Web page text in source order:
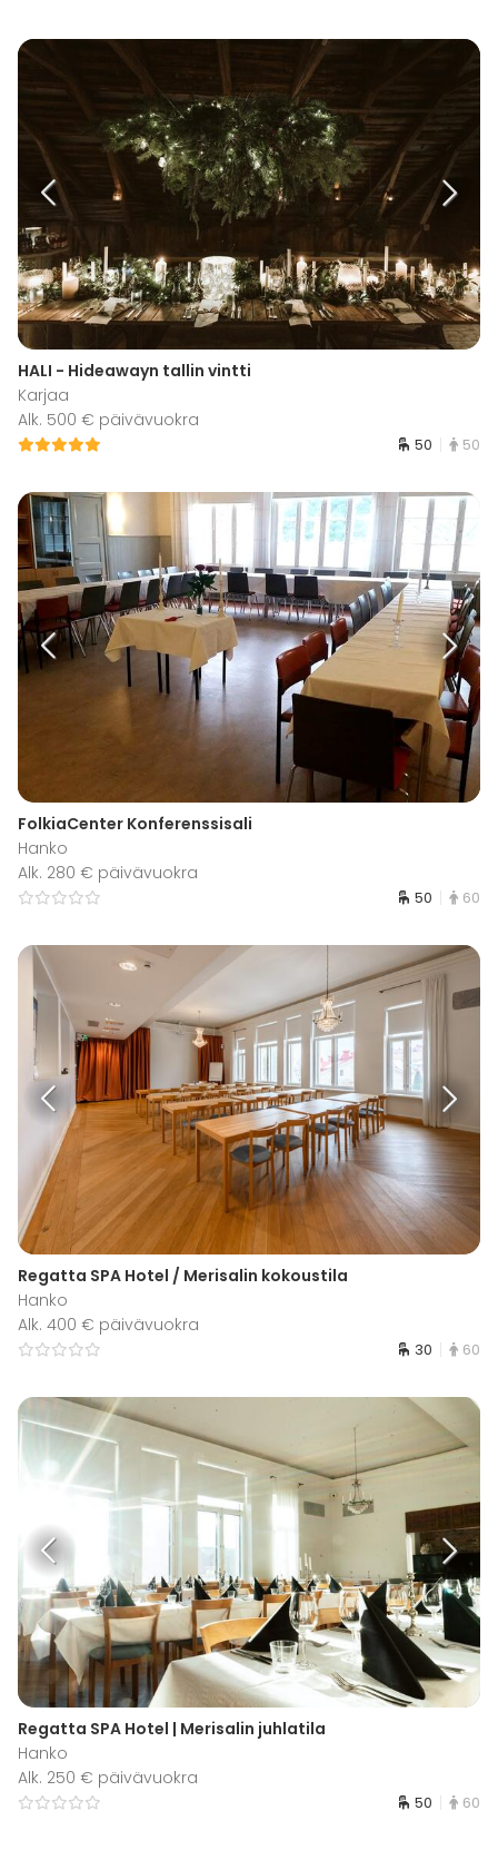
HALI - Hideawayn tallin vintti
Karjaa
Alk. 500 € päivävuokra
50 50
FolkiaCenter Konferenssisali
Hanko
Alk. 280 € päivävuokra
50 60
Regatta SPA Hotel / Merisalin kokoustila
Hanko
Alk. 400 € päivävuokra
30 60
Regatta SPA Hotel | Merisalin juhlatila
Hanko
Alk. 250 € päivävuokra
50 60